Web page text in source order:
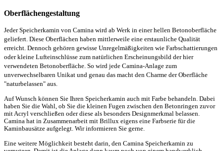
Oberflächengestaltung
Jeder Speicherkamin von Camina wird ab Werk in einer hellen Betonoberfläche
geliefert. Diese Oberflächen haben mittlerweile eine erstaunliche Qualität
erreicht. Dennoch gehören gewisse Unregelmäßigkeiten wie Farbschattierungen
oder kleine Lufteinschlüsse zum natürlichen Erscheinungsbild der hier
verwendeten Betonoberfläche. So wird jede Camina-Anlage zum
unverwechselbaren Unikat und genau das macht den Charme der Oberfläche
"naturbelassen" aus.
Auf Wunsch können Sie Ihren Speicherkamin auch mit Farbe behandeln. Dabei
haben Sie die Wahl, ob Sie die kleinen Fugen zwischen den Betonringen zuvor
mit Acryl verschließen oder diese als besonders Designmerkmal belassen.
Camina hat in Zusammenarbeit mit Brillux eigens eine Farbserie für die
Kaminbausätze aufgelegt. Wir informieren Sie gerne.
Eine weitere Möglichkeit besteht darin, den Camina Speicherkamin zu